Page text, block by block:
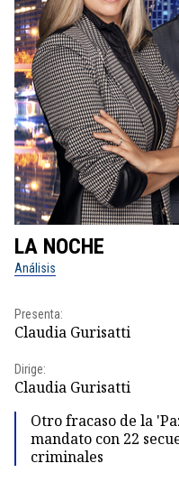
LA NOCHE
Análisis
Presenta:
Claudia Gurisatti
Dirige:
Claudia Gurisatti
Otro fracaso de la
mandato con 22
criminales